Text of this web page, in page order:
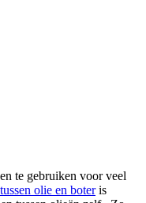
te gebruiken voor veel
olie en boteris